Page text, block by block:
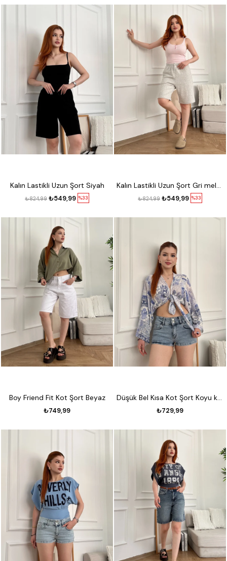
Kalın Lastikli Uzun Şort Siyah
%33
₺549,99
₺824,99 %33
₺549,99
₺824,99
Boy Friend Fit Kot Şort Beyaz
₺749,99
Düşük Bel Kısa Kot Şort Koyu kar
₺729,99